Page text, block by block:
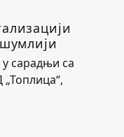
сарадњи са